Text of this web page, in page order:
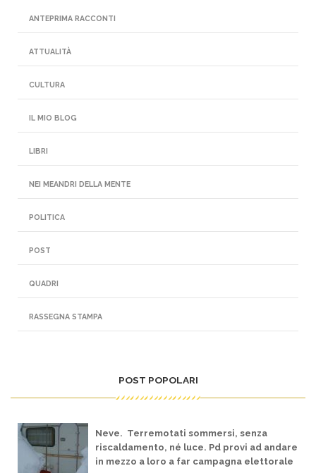
ANTEPRIMA RACCONTI
ATTUALITÀ
CULTURA
IL MIO BLOG
LIBRI
NEI MEANDRI DELLA MENTE
POLITICA
POST
QUADRI
RASSEGNA STAMPA
POST POPOLARI
Neve. Terremotati sommersi, senza
riscaldamento, né luce. Pd provi ad andare
in mezzo a loro a far campagna elettorale